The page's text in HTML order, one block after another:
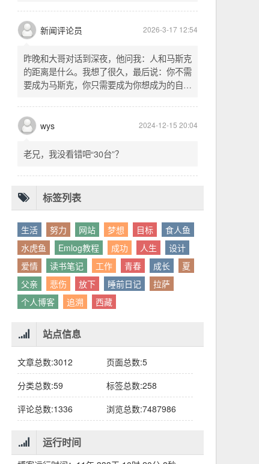
件事。
在武汉机场没有睡觉，都在思考如何为我的
Trading 趋势交易系统增加账号资金与策略投
入资金的细分的责任规划。我在思考这些资金
投入资金是每个策略单独分配的资金。昨天回
到家之后，我也在为博客增加这些功能，把交
易系统理念落实到代码层面。东西用久了需要
新闻评论员 2026-3-17 12:54
昨晚和大哥对话到深夜，他问我：人和马斯克
的距离是什么。我想了很久，最后说：你不需
要成为马斯克，你只需要成为你想成为的自
以为差距是钱、是资源、是运气，但真正的差
只问我想做什么。而我们，花了太多时间活成
别人眼中的应该。这句话不是安慰，是提醒：
你的人生，不需要复刻任何人的轨迹。
wys
老兄，我没看错吧“30台”？
标签列表
生活 努力 网站 梦想 目标
食人鱼
水虎鱼
Emlog教程 成功 人生
设计
爱情
读书笔记 工作
父亲
悲伤 放下
个人博客
追溯 西藏
站点信息
文章总数:3012
页面总数:5
分类总数:59
评论总数:1336
浏览总数:7487986